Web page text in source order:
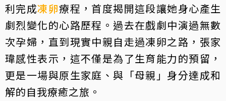
利完成凍卵療程，首度揭開這段讓她身心產生
劇烈變化的心路歷程。過去在戲劇中演過無數
次孕婦，直到現實中親自走過凍卵之路，張家
瑋感性表示，這不僅是為了生育能力的預留，
更是一場與原生家庭、與「母親」身分達成和
解的自我療癒之旅。